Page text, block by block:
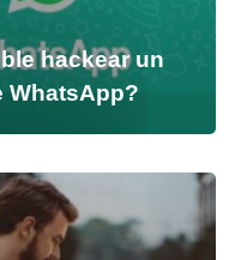
hackear un
WhatsApp?